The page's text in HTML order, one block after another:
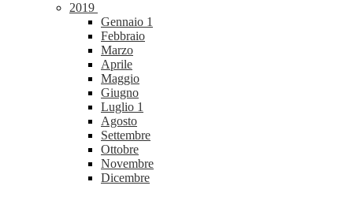
2019
Gennaio 1
Febbraio
Marzo
Aprile
Maggio
Giugno
Luglio 1
Agosto
Settembre
Ottobre
Novembre
Dicembre